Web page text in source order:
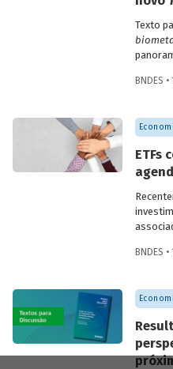
Texto
BNDES
ETFs
do
de
BNDES